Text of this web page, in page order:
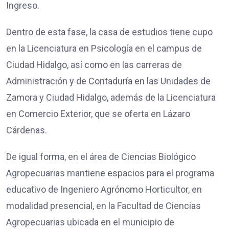
Ingreso.
Dentro de esta fase, la casa de estudios tiene cupo
en la Licenciatura en Psicología en el campus de
Ciudad Hidalgo, así como en las carreras de
Administración y de Contaduría en las Unidades de
Zamora y Ciudad Hidalgo, además de la Licenciatura
en Comercio Exterior, que se oferta en Lázaro
Cárdenas.
De igual forma, en el área de Ciencias Biológico
Agropecuarias mantiene espacios para el programa
educativo de Ingeniero Agrónomo Horticultor, en
modalidad presencial, en la Facultad de Ciencias
Agropecuarias ubicada en el municipio de